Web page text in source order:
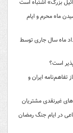
بزرگ» اشتباه است
ماه محرم و ایام
در خرداد ماه سال جاری توسط
است؟
۱۴ بند سرنوشت‌ساز تفاهم‌نامه ایران و
غیرنقدی مشتریان
در ایام جنگ رمضان